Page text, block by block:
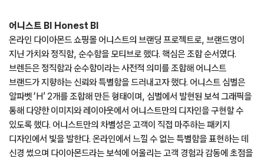
어니스트 BI Honest BI
온라인 다이아몬드 쇼핑몰 어니스트의 브랜딩 프로젝트로, 브랜드명이
지닌 가치와 정직함, 순수함을 모티브로 했다. 핵심은 조합 순서였다.
브렌든은 정직함과 순수함이라는 사전적 의미를 조합해 어니스트
브랜드가 지향하는 신뢰와 특별함을 드러내고자 했다. 어니스트 심벌은
알파벳 ‘H’ 2개를 조합해 만든 형태이며, 심벌에서 발현된 보석 그래픽을
통해 다양한 이미지와 레이아웃에서 어니스트만의 디자인을 구현할 수
있도록 했다. 어니스트만의 차별성은 고객이 직접 마주하는 패키지
디자인에서 빛을 발한다. 온라인에서 느낄 수 없는 특별함을 표현하는 데
신경 썼으며 다이아몬드라는 보석에 어울리는 고객 경험과 감동에 초점을